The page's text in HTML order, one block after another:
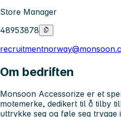
Store Manager
48953878
Om bedriften
Monsoon Accessorize er et
motemerke, dedikert til å tilby
uttrykke seg og føle seg trygge